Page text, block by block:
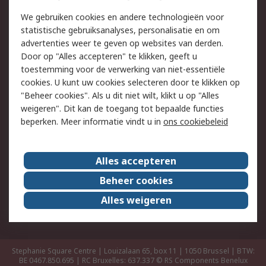
Track & Trace
Wettelijk
Cookiebeleid
Email veiligheid
Privacybeleid -
Bijgewerkt
Websitevoorwaarden
Algemene
verkoopvoorwaarden
Over RS
RS Group
Over ons
RS wereldwijd
Werken bij RS
ESG
Stephanie Square Centre | Louizalaan 65, box 11 | 1050 Brussel | BTW:
BE 0467.850.695 | RC Bruxelles: 637.337 © RS Components Benelux
We gebruiken cookies en andere technologieën voor
statistische gebruiksanalyses, personalisatie en om
advertenties weer te geven op websites van derden.
Door op "Alles accepteren" te klikken, geeft u
toestemming voor de verwerking van niet-essentiële
cookies. U kunt uw cookies selecteren door te klikken op
"Beheer cookies". Als u dit niet wilt, klikt u op "Alles
weigeren". Dit kan de toegang tot bepaalde functies
beperken. Meer informatie vindt u in ons cookiebeleid
Alles accepteren
Beheer cookies
Alles weigeren